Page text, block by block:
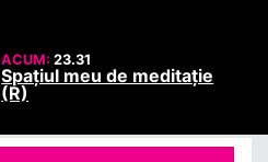
ACUM:23.31
Spațiul meu de meditație
(R)